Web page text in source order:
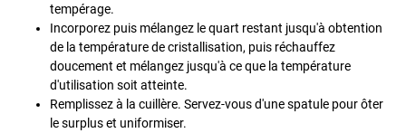
tempérage.
Incorporez puis mélangez le quart restant jusqu'à obtention
de la température de cristallisation, puis réchauffez
doucement et mélangez jusqu'à ce que la température
d'utilisation soit atteinte.
Remplissez à la cuillère. Servez-vous d'une spatule pour ôter
le surplus et uniformiser.